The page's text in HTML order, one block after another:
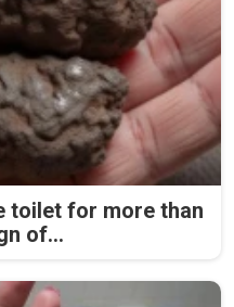
toilet for more than
of...